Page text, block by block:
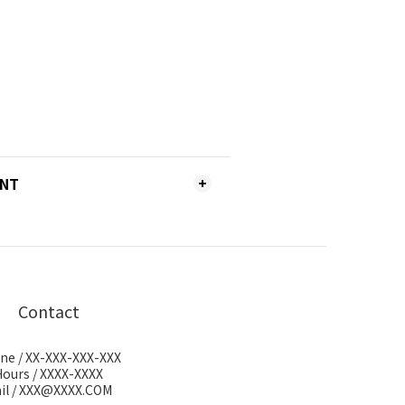
Contact
/ XX-XXX-XXX-XXX
/ XXXX-XXXX
/ XXX@XXXX.COM